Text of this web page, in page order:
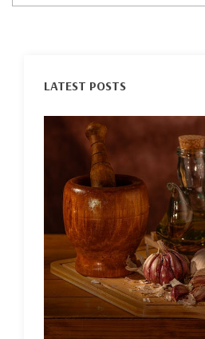
LATEST POSTS